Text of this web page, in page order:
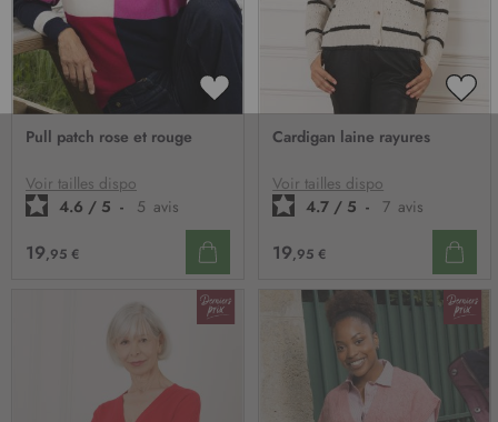
AJOUTER
D’ENVIE
Pull patch rose et rouge
Voir tailles dispo
4.6 / 5 - 5 avis
19,95 €
Cardigan laine rayures
Voir tailles dispo
4.7 / 5 - 7 avis
19,95 €